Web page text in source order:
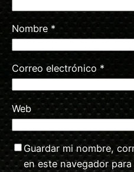
Nombre *
Correo electrónico *
Web
Guardar mi nombre,
en este navegador